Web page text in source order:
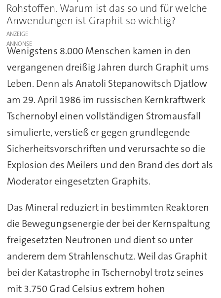
Rohstoffen. Warum ist das so und für welche
Anwendungen ist Graphit so wichtig?
ANZEIGE
Wenigstens 8.000 Menschen kamen in den
vergangenen dreißig Jahren durch Graphit ums
Leben. Denn als Anatoli Stepanowitsch Djatlow
am 29. April 1986 im russischen Kernkraftwerk
Tschernobyl einen vollständigen Stromausfall
simulierte, verstieß er gegen grundlegende
Sicherheitsvorschriften und verursachte so die
Explosion des Meilers und den Brand des dort als
Moderator eingesetzten Graphits.
Das Mineral reduziert in bestimmten Reaktoren
die Bewegungsenergie der bei der Kernspaltung
freigesetzten Neutronen und dient so unter
anderem dem Strahlenschutz. Weil das Graphit
bei der Katastrophe in Tschernobyl trotz seines
mit 3.750 Grad Celsius extrem hohen